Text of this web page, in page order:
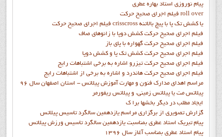
پيام نوروزي استاد بهاره عطري
فيلم اجراي صحيح حرکت roll over
فيلم اجراي صحيح حركت crisscross يا كشش تك پا با پيچ بالاتنه
فيلم اجراي صحيح حرکت كشش دوپا با زانوهاي صاف
فيلم اجراي صحيح حرکت گهواره با پاي باز
فيلم اجراي صحيح حرکت کشش تک پا و کشش دوپا
فيلم اجراي صحيح حرکت تيزرو اشاره به برخي اشتباهات رايج
فيلم اجراي صحيح حرکت هاندرد و اشاره به برخي از اشتباهات رايج
مراسم اهدای مدارک فنون و مهارت آموزش پیلاتس - استان اصفهان سال 96
پیلاتس مت یا پیلاتس زمینی، و پیلاتس ریفورمر
ايجاد مطلب در ديگر بخشها برا ک
گزارش تصويري از برگزاري مراسم يازدهمين سالگرد تاسيس پيلاتس
پيام تبريک استاد عطري بمناسبت يازدهمين سالگرد تاسيس ورزش پيلاتس
پيام استاد عطري بمناسب آغاز سال 1396